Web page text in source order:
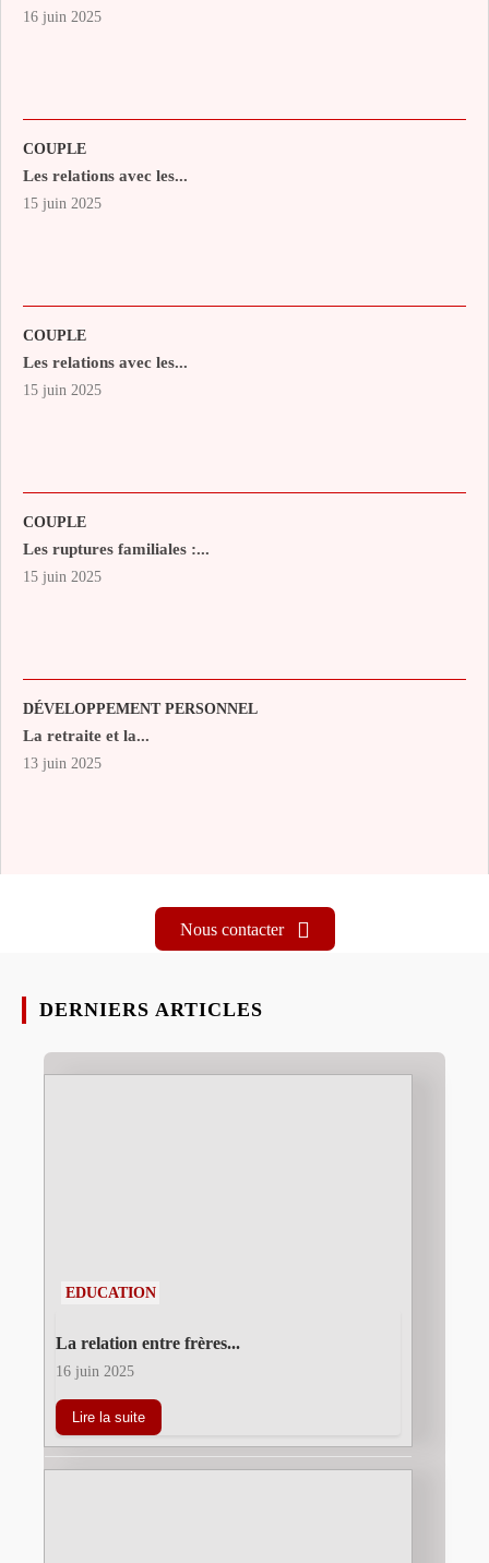
16 juin 2025
COUPLE
Les relations avec les...
15 juin 2025
COUPLE
Les relations avec les...
15 juin 2025
COUPLE
Les ruptures familiales :...
15 juin 2025
DÉVELOPPEMENT PERSONNEL
La retraite et la...
13 juin 2025
Nous contacter
DERNIERS ARTICLES
EDUCATION
La relation entre frères...
16 juin 2025
Lire la suite